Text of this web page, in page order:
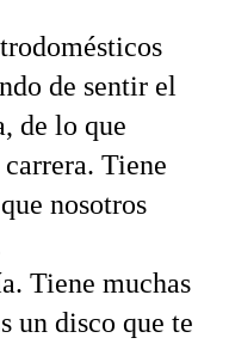
de sentir el
de lo que
Tiene
nosotros
Tiene muchas
un disco que te